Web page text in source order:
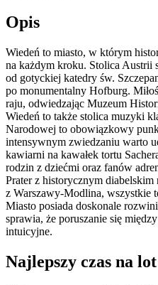
Opis
Wiedeń to miasto, w którym
na każdym kroku. Stolica Austrii
od gotyckiej katedry św.
po monumentalny Hofburg.
raju, odwiedzając Muzeum
Wiedeń to także stolica muzyki
Narodowej to obowiązkowy
intensywnym zwiedzaniu warto
kawiarni na kawałek tortu
rodzin z dziećmi oraz fanów
Prater z historycznym
z Warszawy-Modlina, wszystkie
Miasto posiada doskonale
sprawia, że poruszanie się
intuicyjne.
Najlepszy czas na lot